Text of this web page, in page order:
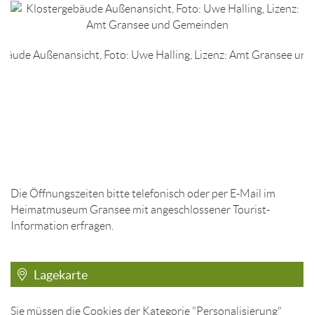
Die Öffnungszeiten bitte telefonisch oder per E-Mail im
Heimatmuseum Gransee mit angeschlossener Tourist-
Information erfragen.
Lagekarte
Sie müssen die Cookies der Kategorie "Personalisierung"